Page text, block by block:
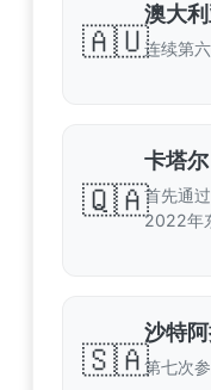
🇦🇺
澳大
连续第
🇶🇦
卡塔尔
首先通
2022年
🇸🇦
沙特
第七次